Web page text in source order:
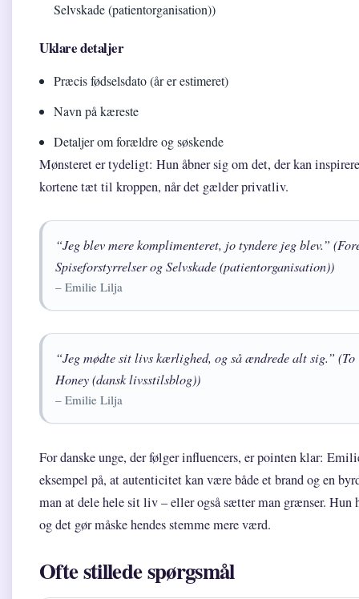
Selvskade (patientorganisation))
Uklare detaljer
Præcis fødselsdato (år er estimeret)
Navn på kæreste
Detaljer om forældre og søskende
Mønsteret er tydeligt: Hun åbner sig om det, der kan
kortene tæt til kroppen, når det gælder privatliv.
“Jeg blev mere komplimenteret, jo tyndere jeg blev.”
Spiseforstyrrelser og Selvskade (patientorganisation))
– Emilie Lilja
“Jeg mødte sit livs kærlighed, og så ændrede alt sig.” (To
Honey (dansk livsstilsblog))
– Emilie Lilja
For danske unge, der følger influencers, er pointen klar:
eksempel på, at autenticitet kan være både et brand og en
man at dele hele sit liv – eller også sætter man grænser. Hun
og det gør måske hendes stemme mere værd.
Ofte stillede spørgsmål